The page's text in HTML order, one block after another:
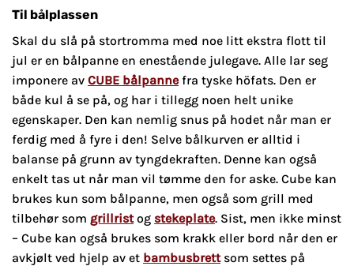
Til bålplassen
Skal du slå på stortromma med noe litt ekstra flott til
jul er en bålpanne en enestående julegave. Alle lar seg
imponere av CUBE bålpannefra tyske höfats. Den er
både kul å se på, og har i tillegg noen helt unike
egenskaper. Den kan nemlig snus på hodet når man er
ferdig med å fyre i den! Selve bålkurven er alltid i
balanse på grunn av tyngdekraften. Denne kan også
enkelt tas ut når man vil tømme den for aske. Cube kan
brukes kun som bålpanne, men også som grill med
tilbehør som grillristog stekeplate. Sist, men ikke minst
– Cube kan også brukes som krakk eller bord når den er
avkjølt ved hjelp av et bambusbrettsom settes på